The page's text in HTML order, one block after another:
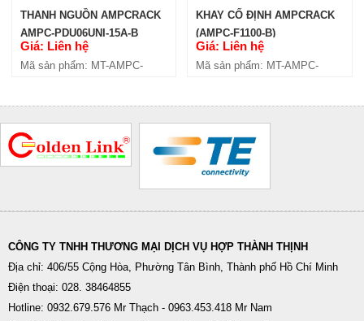
THANH NGUỒN AMPCRACK
AMPC-PDU06UNI-15A-B
Giá: Liên hệ
Mã sản phẩm: MT-AMPC-
KHAY CỐ ĐỊNH AMPCRACK
(AMPC-F1100-B)
Giá: Liên hệ
Mã sản phẩm: MT-AMPC-
CÔNG TY TNHH THƯƠNG MẠI DỊCH VỤ HỢP THÀNH THỊNH
Địa chỉ: 406/55 Cộng Hòa, Phường Tân Bình, Thành phố Hồ Chí Minh
Điện thoại: 028. 38464855
Hotline: 0932.679.576 Mr Thạch - 0963.453.418 Mr Nam